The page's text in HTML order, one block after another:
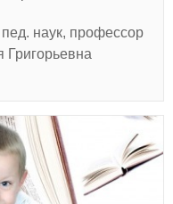
наук, профессор
Григорьевна